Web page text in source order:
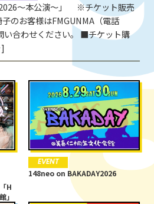
〜本公演〜」 ※チケット販売
のお客様はFMGUNMA（電話
合わせください。 ■チケット購
H
」
EVENT
148neo on BAKADAY2026
H
」
EVENT
148neo on BAKADAY2026
ス
H
」
EVENT
148neo on BAKADAY2026